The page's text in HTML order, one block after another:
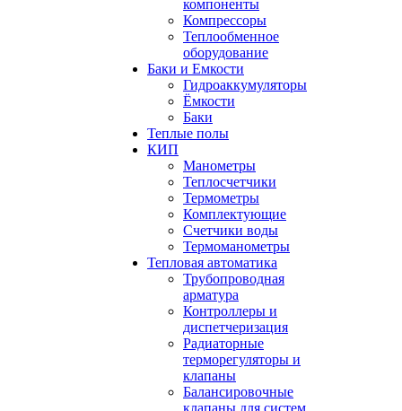
компоненты
Компрессоры
Теплообменное
оборудование
Баки и Емкости
Гидроаккумуляторы
Ёмкости
Баки
Теплые полы
КИП
Манометры
Теплосчетчики
Термометры
Комплектующие
Счетчики воды
Термоманометры
Тепловая автоматика
Трубопроводная
арматура
Контроллеры и
диспетчеризация
Радиаторные
терморегуляторы и
клапаны
Балансировочные
клапаны для систем